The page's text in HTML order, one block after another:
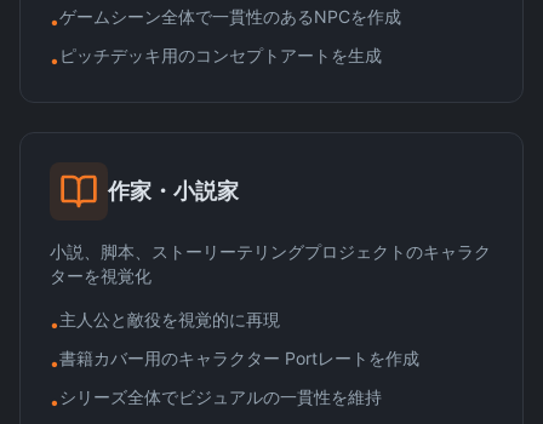
•ゲームシーン全体で一貫性のあるNPCを作成
• ピッチデッキ用のコンセプトアートを生成
作家・小説家
小説、脚本、ストーリーテリングプロジェクトのキャラク
ターを視覚化
•主人公と敵役を視覚的に再現
•書籍カバー用のキャラクター Portレートを作成
• シリーズ全体でビジュアルの一貫性を維持